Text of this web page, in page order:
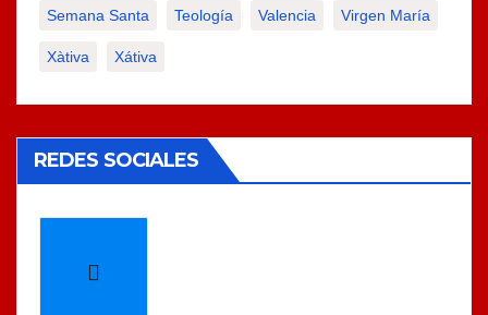
Semana Santa Teología Valencia Virgen María
Xàtiva Xátiva
REDES SOCIALES